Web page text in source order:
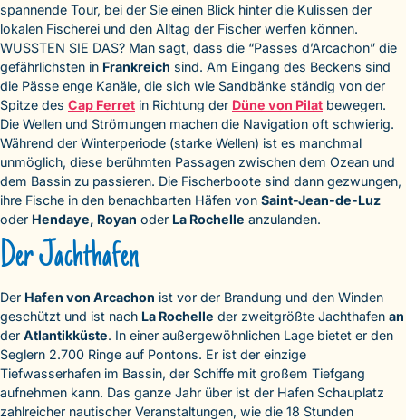
spannende Tour, bei der Sie einen Blick hinter die Kulissen der
lokalen Fischerei und den Alltag der Fischer werfen können.
WUSSTEN SIE DAS? Man sagt, dass die “Passes d’Arcachon” die
gefährlichsten in Frankreich sind. Am Eingang des Beckens sind
die Pässe enge Kanäle, die sich wie Sandbänke ständig von der
Spitze des Cap Ferret in Richtung der Düne von Pilat bewegen.
Die Wellen und Strömungen machen die Navigation oft schwierig.
Während der Winterperiode (starke Wellen) ist es manchmal
unmöglich, diese berühmten Passagen zwischen dem Ozean und
dem Bassin zu passieren. Die Fischerboote sind dann gezwungen,
ihre Fische in den benachbarten Häfen von Saint-Jean-de-Luz
oder Hendaye, Royan oder La Rochelle anzulanden.
Der Jachthafen
Der Hafen von Arcachon ist vor der Brandung und den Winden
geschützt und ist nach La Rochelle der zweitgrößte Jachthafen an
der Atlantikküste. In einer außergewöhnlichen Lage bietet er den
Seglern 2.700 Ringe auf Pontons. Er ist der einzige
Tiefwasserhafen im Bassin, der Schiffe mit großem Tiefgang
aufnehmen kann. Das ganze Jahr über ist der Hafen Schauplatz
zahlreicher nautischer Veranstaltungen, wie die 18 Stunden